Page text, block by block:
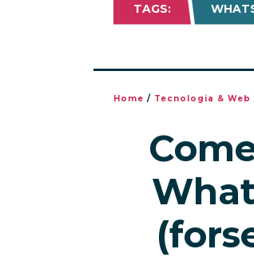
TAGS:
Home / Tecnologia & Web